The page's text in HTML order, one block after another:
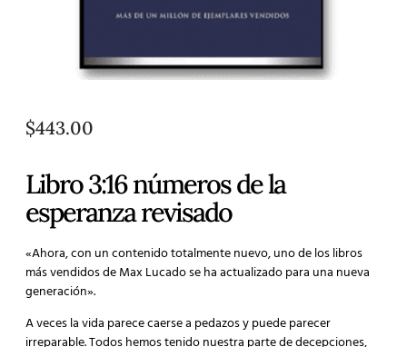
$443.00
Libro 3:16 números de la
esperanza revisado
«Ahora, con un contenido totalmente nuevo, uno de los libros
más vendidos de Max Lucado se ha actualizado para una nueva
generación».
A veces la vida parece caerse a pedazos y puede parecer